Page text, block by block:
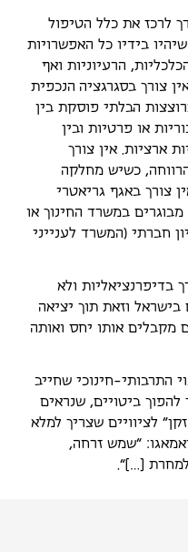
לרכז את כלל הטיפול
בידיו כל האפשרויות
הרעיוניות ואף
צורך בסגרגציה הנכפית
הבלתי פוסקת בין
או פרטיות ובין
ארציות. אין צורך
כשיש מחלקה
צורך באגף גריאטרי
במשרד החינוך או
חברתי (המשרד לענייני
בדיפרנציאליות ולא
בישראל וזאת תוך יציאה
מקבלים אותו יחס ואותה
התרבותי-חינוכי שחייב
להפוך ביטויים, שנראים
לציוויים שצריך למלא
"שמש זרחה,
[…]".